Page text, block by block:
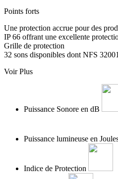
Points forts
Une protection accrue pour des
IP 66 offrant une excellente
Grille de protection
32 sons disponibles dont NFS 32001
Voir Plus
Puissance Sonore en dB
Puissance lumineuse en
Indice de Protection